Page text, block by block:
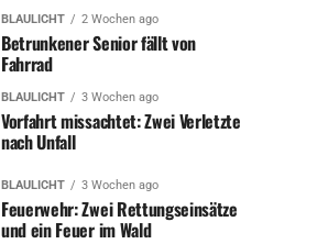
BLAULICHT 2 Wochen ago
Betrunkener Senior fällt von
Fahrrad
BLAULICHT 3 Wochen ago
Vorfahrt missachtet: Zwei Verletzte
nach Unfall
BLAULICHT 3 Wochen ago
Feuerwehr: Zwei Rettungseinsätze
und ein Feuer im Wald